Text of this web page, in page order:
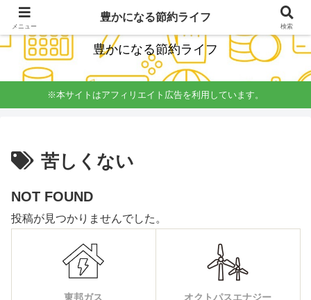
経理簿記の知識をいかし楽しく無理しない節約を発信
豊かになる節約ライフ
※本サイトはアフィリエイト広告を利用しています。
苦しくない
NOT FOUND
投稿が見つかりませんでした。
東邦ガス オクトパスエナジー
メニュー
豊かになる節約ライフ
検索